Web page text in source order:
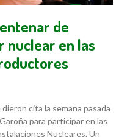
de
nuclear en las
cita la semana pasada
para participar en las
Nucleares. Un